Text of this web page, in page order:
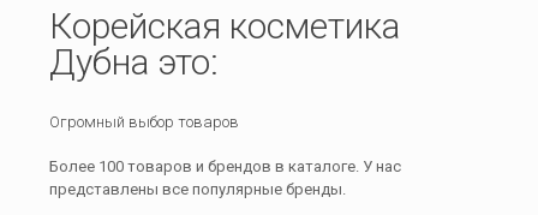
Корейская косметика
Дубна это:
Огромный выбор товаров
Более 100 товаров и брендов в каталоге. У нас
представлены все популярные бренды.